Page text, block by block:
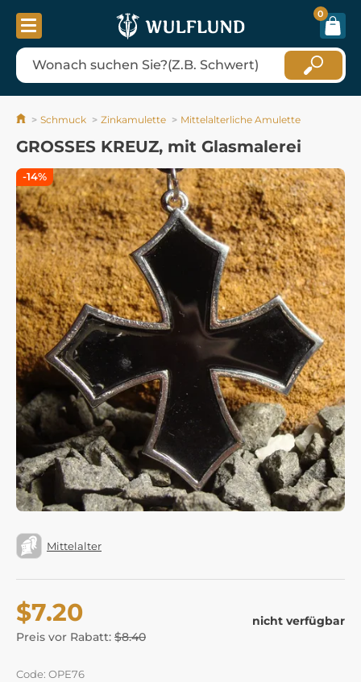
0
Schmuck Zinkamulette Mittelalterliche Amulette
GROSSES KREUZ, mit Glasmalerei
Mittelalter
$7.20
Preis vor Rabatt: $8.40
nicht verfügbar
Code: OPE76
-14%